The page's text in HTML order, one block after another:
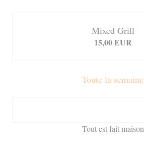
Mixed Grill
15,00 EUR
Toute la semaine
Tout est fait maison